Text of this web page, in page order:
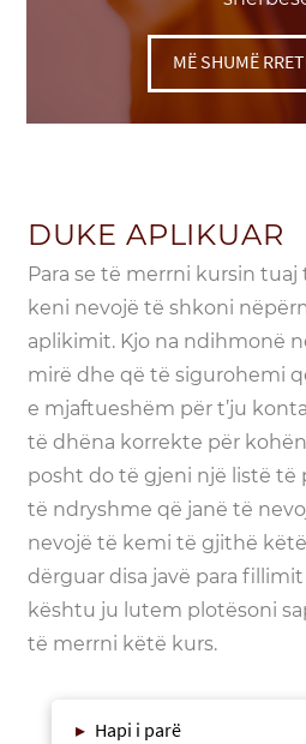
MË SHUMË
DUKE APLIKUAR
Para se të merrni kursin tuaj
keni nevojë të shkoni
aplikimit. Kjo na ndihmonë
mirë dhe që të sigurohemi
e mjaftueshëm për t’ju
të dhëna korrekte për
posht do të gjeni një listë të
të ndryshme që janë të
nevojë të kemi të gjithë
dërguar disa javë para
kështu ju lutem plotësoni
të merrni këtë kurs.
▸ Hapi i parë